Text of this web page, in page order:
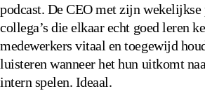
podcast. De CEO met zijn wekelijkse
collega’s die elkaar echt goed leren
medewerkers vitaal en toegewijd
luisteren wanneer het hun uitkomt
intern spelen. Ideaal.